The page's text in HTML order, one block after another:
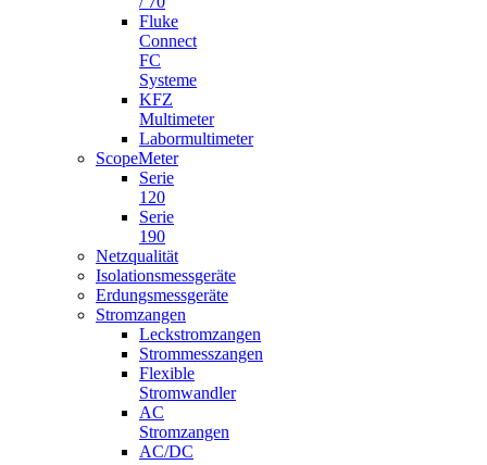
Fluke
Connect
FC
Systeme
KFZ
Multimeter
Labormultimeter
ScopeMeter
Serie
120
Serie
190
Netzqualität
Isolationsmessgeräte
Erdungsmessgeräte
Stromzangen
Leckstromzangen
Strommesszangen
Flexible
Stromwandler
AC
Stromzangen
AC/DC